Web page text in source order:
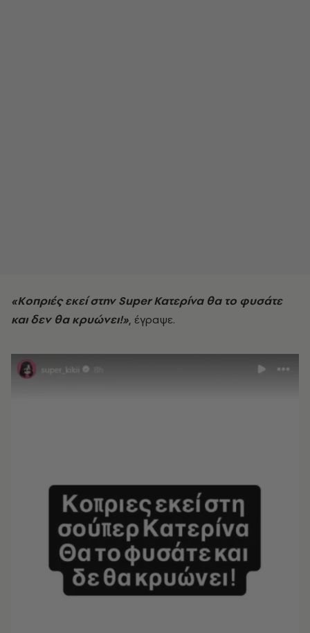
«Κοπριές εκεί στην Super Κατερίνα θα το φυσάτε
και δεν θα κρυώνει!», έγραψε.